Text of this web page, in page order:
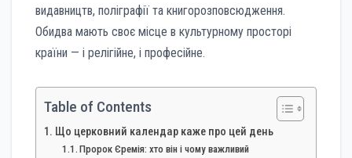
видавництв, поліграфії та книгорозповсюдження.
Обидва мають своє місце в культурному просторі
країни — і релігійне, і професійне.
Table of Contents
Що церковний календар каже про цей день
Пророк Єремія: хто він і чому важливий